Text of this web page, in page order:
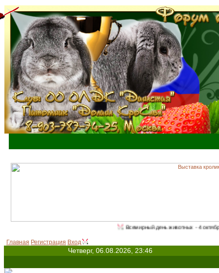
Всемирный день животных - 4 октября (с 1931 г.).
Главная Регистрация Вход
Четверг, 06.08.2026, 23:46